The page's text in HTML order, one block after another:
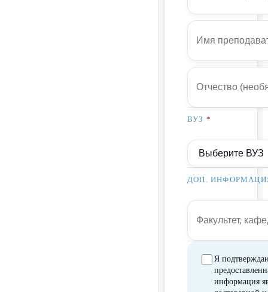
ВУЗ *
ДОП.
Я
информация